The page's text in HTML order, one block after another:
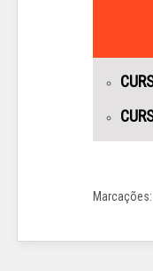
Marcações: